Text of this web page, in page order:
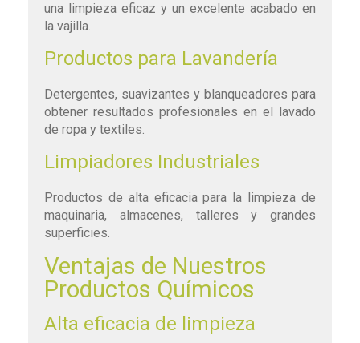
una limpieza eficaz y un excelente acabado en
la vajilla.
Productos para Lavandería
Detergentes, suavizantes y blanqueadores para
obtener resultados profesionales en el lavado
de ropa y textiles.
Limpiadores Industriales
Productos de alta eficacia para la limpieza de
maquinaria, almacenes, talleres y grandes
superficies.
Ventajas de Nuestros
Productos Químicos
Alta eficacia de limpieza